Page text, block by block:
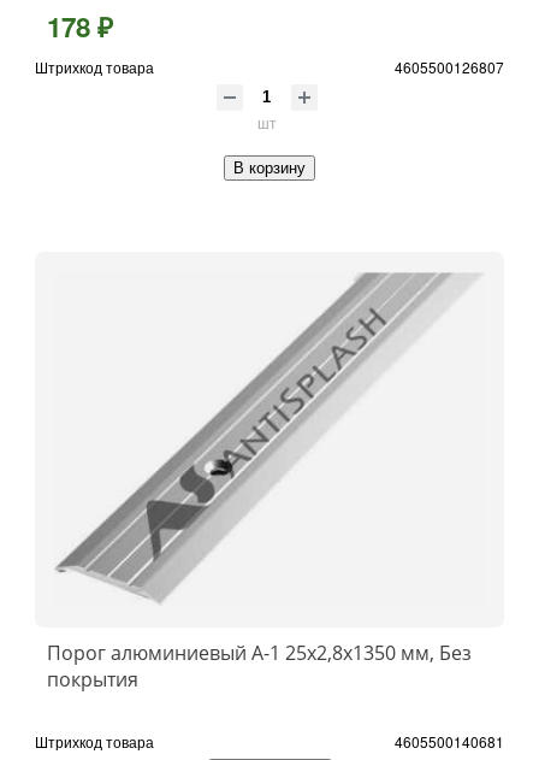
178 ₽
Штрихкод товара 4605500126807
шт
В корзину
Порог алюминиевый А-1 25x2,8x1350 мм, Без
покрытия
Штрихкод товара 4605500140681